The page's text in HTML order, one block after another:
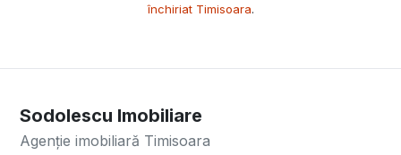
închiriat Timisoara.
Sodolescu Imobiliare
Agenție imobiliară Timisoara